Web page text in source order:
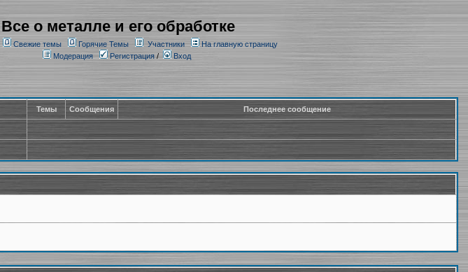
Все о металле и его обработке
Свежие темы Горячие Темы Участники
На главную страницу
Модерация
Регистрация/ Вход
Темы Сообщения Последнее сообщение